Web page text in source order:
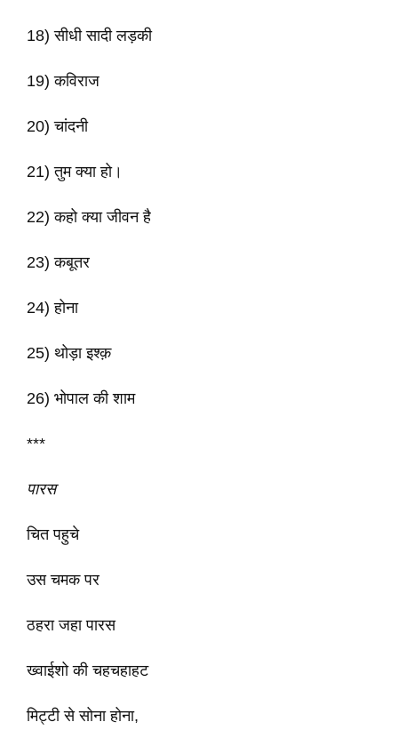
18) सीधी सादी लड़की
19) कविराज
20) चांदनी
21) तुम क्या हो।
22) कहो क्या जीवन है
23) कबूतर
24) होना
25) थोड़ा इश्क़
26) भोपाल की शाम
***
पारस
चित पहुचे
उस चमक पर
ठहरा जहा पारस
ख्वाईशो की चहचहाहट
मिट्टी से सोना होना,